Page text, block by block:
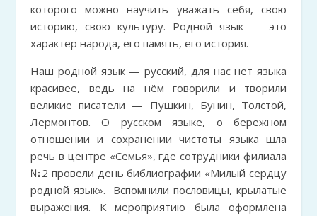
которого можно научить уважать себя, свою
историю, свою культуру. Родной язык — это
характер народа, его память, его история.
Наш родной язык — русский, для нас нет языка
красивее, ведь на нём говорили и творили
великие писатели — Пушкин, Бунин, Толстой,
Лермонтов. О русском языке, о бережном
отношении и сохранении чистоты языка шла
речь в центре «Семья», где сотрудники филиала
№2 провели день библиографии «Милый сердцу
родной язык». Вспомнили пословицы, крылатые
выражения. К мероприятию была оформлена